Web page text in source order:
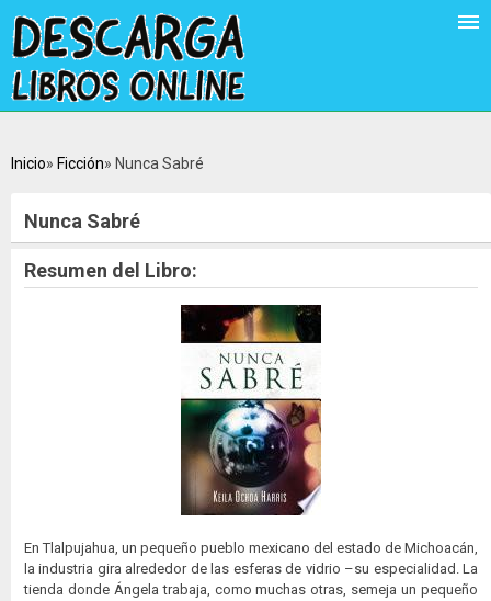
Inicio Ficción Nunca Sabré
Nunca Sabré
Resumen del Libro:
En Tlalpujahua, un pequeño pueblo mexicano del estado de Michoacán,
la industria gira alrededor de las esferas de vidrio –su especialidad. La
tienda donde Ángela trabaja, como muchas otras, semeja un pequeño